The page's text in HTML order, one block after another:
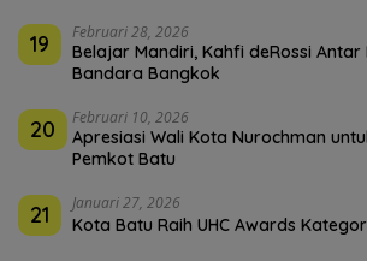
19 Februari 28, 2026
Belajar Mandiri, Kahfi deRossi Antar
Bandara Bangkok
20 Februari 10, 2026
Apresiasi Wali Kota Nurochman
Pemkot Batu
21 Januari 27, 2026
Kota Batu Raih UHC Awards